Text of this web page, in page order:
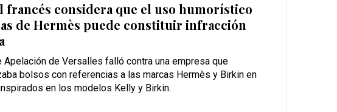
francés considera que el uso humorístico
de Hermès puede constituir infracción
Apelación de Versalles falló contra una empresa que
bolsos con referencias a las marcas Hermès y Birkin en
en los modelos Kelly y Birkin.